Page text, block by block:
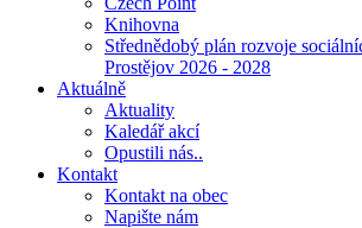
Knihovna
Střednědobý plán rozvoje
Prostějov 2026 - 2028
Aktuálně
Aktuality
Kaledář akcí
Opustili nás..
Kontakt
Kontakt na obec
Napište nám